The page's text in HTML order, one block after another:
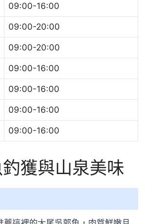
09:00-16:00
09:00-20:00
09:00-20:00
09:00-16:00
09:00-16:00
09:00-16:00
09:00-16:00
獲與山泉美味